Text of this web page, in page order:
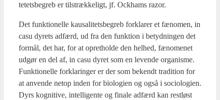
te­tets­be­greb er til­stræk­ke­ligt, jf. Ock­hams razor.
Det funk­tio­nel­le kaus­a­li­tets­be­greb for­kla­rer et fæno­men, in
casu dyrets adfærd, ud fra den funk­tion i betyd­nin­gen det
for­mål, det har, for at opret­hol­de den hel­hed, fæno­me­net
udgør en del af, in casu dyret som en leven­de orga­nis­me.
Funk­tio­nel­le for­kla­rin­ger er der som bekendt tra­di­tion for
at anven­de net­op inden for bio­lo­gi­en og også i socio­lo­gi­en.
Dyrs kog­ni­ti­ve, intel­li­gen­te og fina­le adfærd kan rest­løst